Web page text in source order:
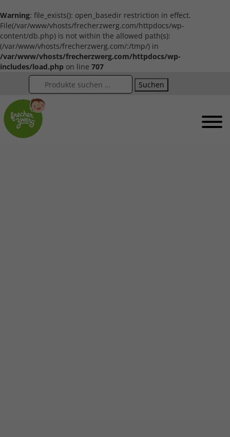
Warning: file_exists(): open_basedir restriction in effect.
File(/var/www/vhosts/frecherzwerg.com/httpdocs/wp-
content/db.php) is not within the allowed path(s):
(/var/www/vhosts/frecherzwerg.com/:/tmp/) in
/var/www/vhosts/frecherzwerg.com/httpdocs/wp-
includes/load.php on line 707
Suchen